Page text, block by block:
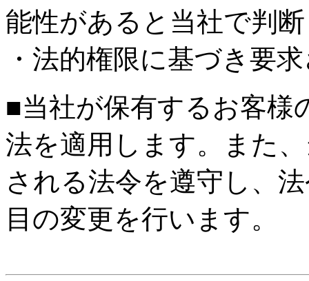
能性があると当社で判
・法的権限に基づき要
■当社が保有するお客様
法を適用します。また
される法令を遵守し、
目の変更を行います。